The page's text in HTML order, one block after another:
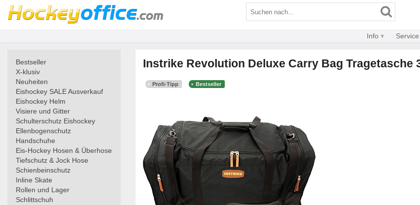
Info Service
Bestseller
X-klusiv
Neuheiten
Eishockey SALE Ausverkauf
Eishockey Helm
Visiere und Gitter
Schulterschutz Eishockey
Ellenbogenschutz
Handschuhe
Eis-Hockey Hosen & Überhose
Tiefschutz & Jock Hose
Schienbeinschutz
Inline Skate
Rollen und Lager
Schlittschuh
Instrike Revolution Deluxe Carry Bag Tragetasche
Profi-Tipp Bestseller